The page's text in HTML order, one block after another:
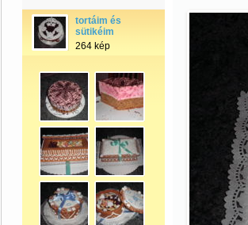
tortáim és
sütikéim
264 kép